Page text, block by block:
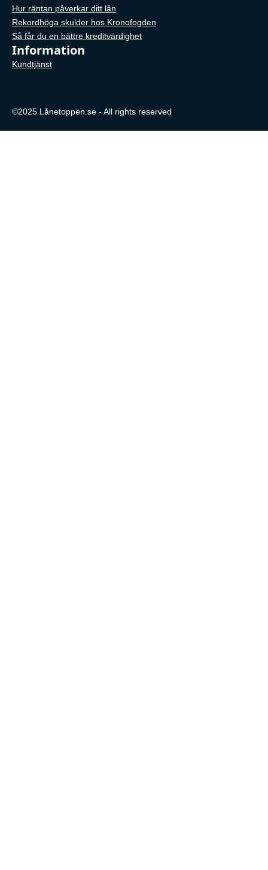
Hur räntan påverkar ditt lån
Rekordhöga skulder hos Kronofogden
Så får du en bättre kreditvärdighet
Information
Kundtjänst
©2025 Lånetoppen.se - All rights reserved